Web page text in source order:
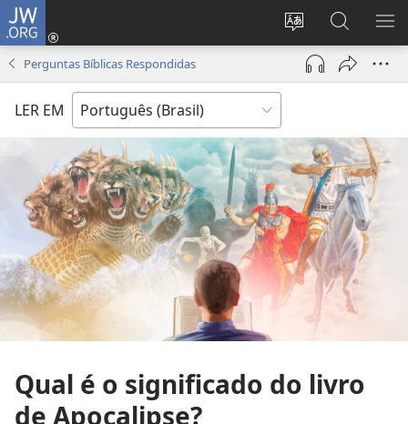
JW.ORG
Mudar
idioma
Log
(abre
janela)
Buscar
no
JW.ORG
Perguntas Bíblicas Respondidas
LER EM
Qual é o significado do livro
de Apocalipse?